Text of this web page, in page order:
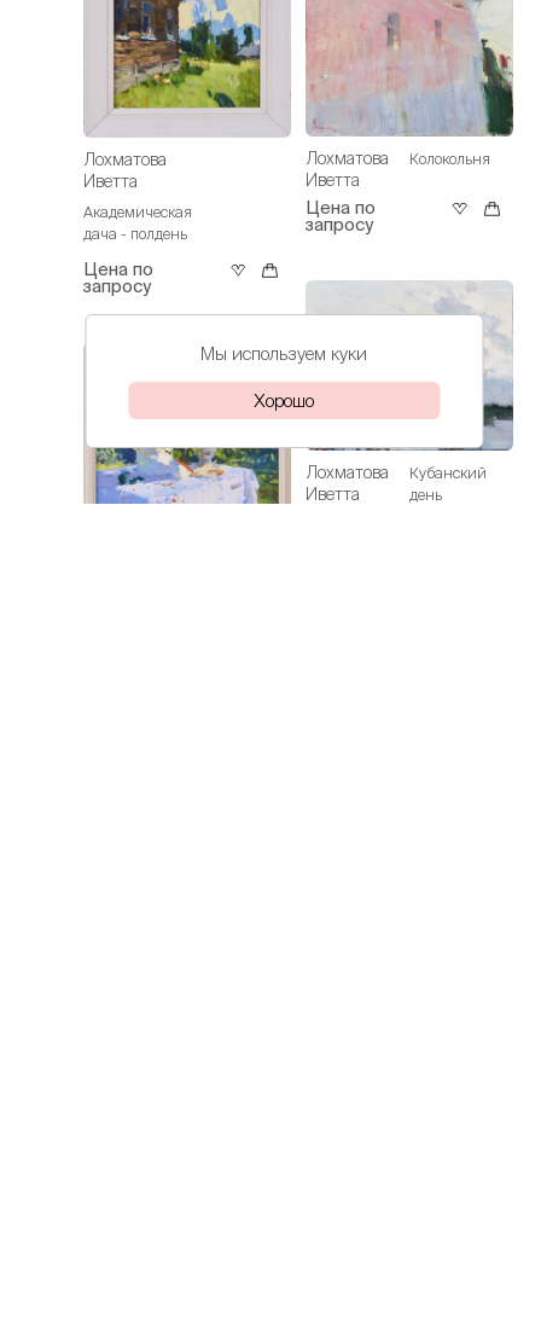
Лохматова
Иветта
Академическая
дача - полдень
Цена по
запросу
Лохматова
Иветта
Колокольня
Цена по
запросу
Лохматова
Иветта
Кубанский
день
Мы используем куки
Хорошо